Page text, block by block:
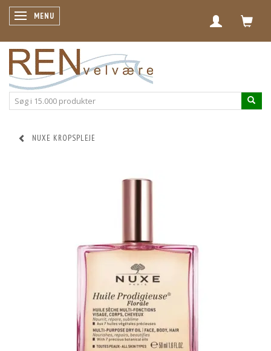
SKIFTE NAVIGATION
MENU
NUXE KROPSPLEJE